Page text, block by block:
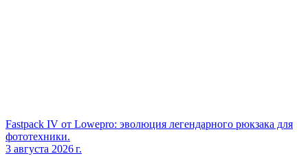
Fastpack IV от Lowepro: эволюция легендарного рюкзака для
фототехники.
3 августа 2026 г.